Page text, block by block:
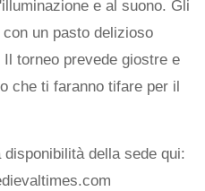
e al suono. Gli
un pasto delizioso
torneo prevede giostre e
che ti faranno tifare per il
della sede qui: